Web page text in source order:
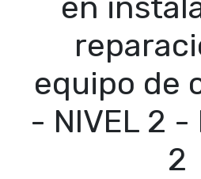
en
equipo de
- NIVEL 2 -
2